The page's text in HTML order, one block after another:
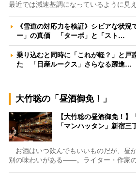
最近では減速基調になっているように見
《雪道の対応力を検証》シビアな状況
ー」の真価 「ターボ」と「スト…
乗り込むと同時に「これが軽？」と戸
た 「日産ルークス」さらなる躍進…
大竹聡の「昼酒御免！」
【大竹聡の昼酒御免！】
「マンハッタン」新宿
お酒はいつ飲んでもいいものだが、昼
別の味わいがある――。ライター・作家